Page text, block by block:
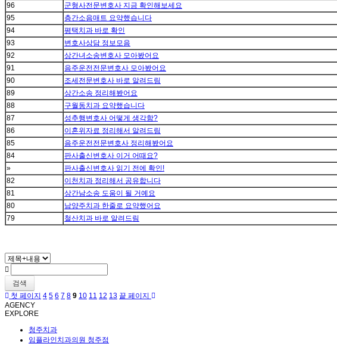
96
군형사전문변호사 지금 확인해보세요
95
층간소음매트 요약했습니다
94
평택치과 바로 확인
93
변호사상담 정보모음
92
상간녀소송변호사 모아봤어요
91
음주운전전문변호사 모아봤어요
90
조세전문변호사 바로 알려드림
89
상간소송 정리해봤어요
88
구월동치과 요약했습니다
87
성추행변호사 어떻게 생각함?
86
이혼위자료 정리해서 알려드림
85
음주운전전문변호사 정리해봤어요
84
판사출신변호사 이거 어때요?
»
판사출신변호사 읽기 전에 확인!
82
이천치과 정리해서 공유합니다
81
상간남소송 도움이 될 거예요
80
남양주치과 한줄로 요약했어요
79
철산치과 바로 알려드림
검색
첫 페이지 4 5 6 7 8 9 10 11 12 13 끝 페이지
AGENCY
EXPLORE
청주치과
임플라인치과의원 청주점